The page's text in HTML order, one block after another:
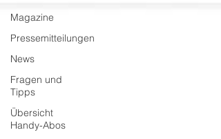
Magazine
Pressemitteilungen
News
Fragen und
Tipps
Übersicht
Handy-Abos